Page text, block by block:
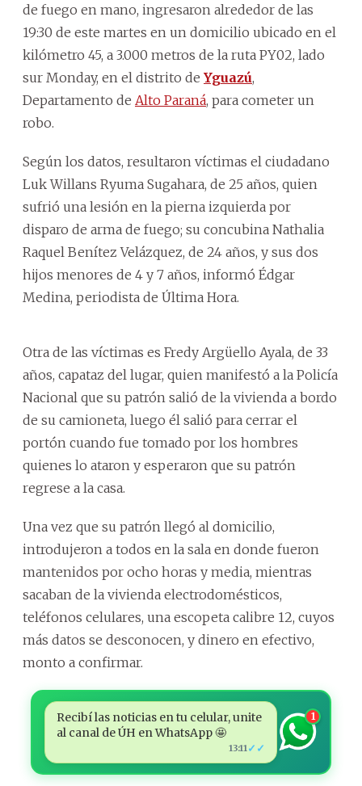
de fuego en mano, ingresaron alrededor de las
19:30 de este martes en un domicilio ubicado en el
kilómetro 45, a 3.000 metros de la ruta PY02, lado
sur Monday, en el distrito de Yguazú,
Departamento de Alto Paraná, para cometer un
robo.
Según los datos, resultaron víctimas el ciudadano
Luk Willans Ryuma Sugahara, de 25 años, quien
sufrió una lesión en la pierna izquierda por
disparo de arma de fuego; su concubina Nathalia
Raquel Benítez Velázquez, de 24 años, y sus dos
hijos menores de 4 y 7 años, informó Édgar
Medina, periodista de Última Hora.
Otra de las víctimas es Fredy Argüello Ayala, de 33
años, capataz del lugar, quien manifestó a la Policía
Nacional que su patrón salió de la vivienda a bordo
de su camioneta, luego él salió para cerrar el
portón cuando fue tomado por los hombres
quienes lo ataron y esperaron que su patrón
regrese a la casa.
Una vez que su patrón llegó al domicilio,
introdujeron a todos en la sala en donde fueron
mantenidos por ocho horas y media, mientras
sacaban de la vivienda electrodomésticos,
teléfonos celulares, una escopeta calibre 12, cuyos
más datos se desconocen, y dinero en efectivo,
monto a confirmar.
Recibí las noticias en tu celular, unite
al canal de ÚH en WhatsApp 🤩
13:11 ✓✓
1